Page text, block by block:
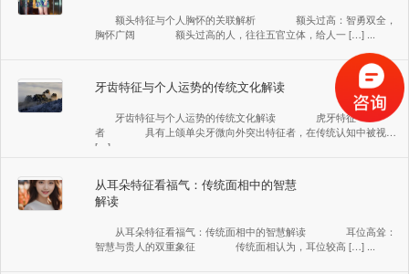
额头特征与个人胸怀的关联解析 额头过高：智勇双全，
胸怀广阔 额头过高的人，往往五官立体，给人一 […] ...
牙齿特征与个人运势的传统文化解读
牙齿特征与个人运势的传统文化解读 虎牙特征
者 具有上颌单尖牙微向外突出特征者，在传统认知中被视
[…] ...
从耳朵特征看福气：传统面相中的智慧
解读
从耳朵特征看福气：传统面相中的智慧解读 耳位高耸：
智慧与贵人的双重象征 传统面相认为，耳位较高 […] ...